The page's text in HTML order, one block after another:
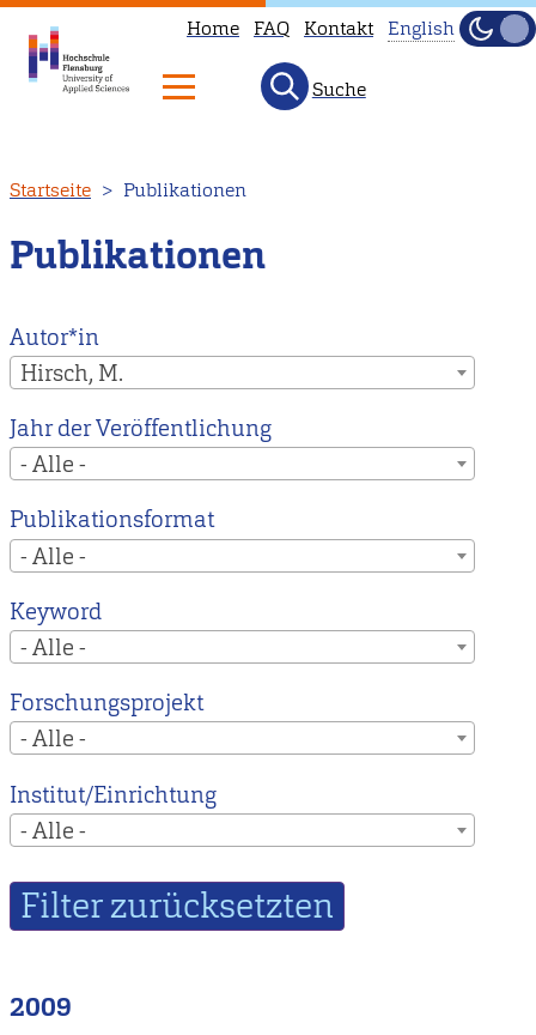
zum
Inhalt
Home FAQ Kontakt
to
our
main
instead.
English
Hell
Suche
Startseite Publikationen
Publikationen
Autor*in
Hirsch, M.
Jahr der Veröffentlichung
- Alle -
Publikationsformat
- Alle -
Keyword
- Alle -
Forschungsprojekt
- Alle -
Institut/Einrichtung
- Alle -
2009